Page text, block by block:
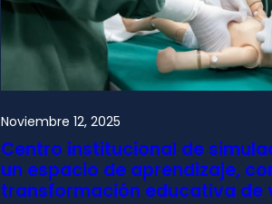
Noviembre 12, 2025
Centro institucional de
un espacio de aprendizaje,
transformación educativa de